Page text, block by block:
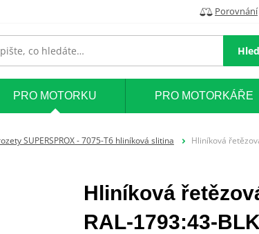
Porovnání
PRO MOTORKU PRO MOTORKÁŘE
SUPERSPROX - 7075-T6 hliníková slitina Hliníková
Hliníková
RAL-1793:43-